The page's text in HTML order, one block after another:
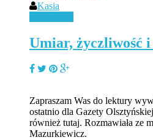
Kasia
Umiar, życzliwość
Zapraszam Was do lektury
ostatnio dla Gazety
również tutaj. Rozmawiała ze
Mazurkiewicz.